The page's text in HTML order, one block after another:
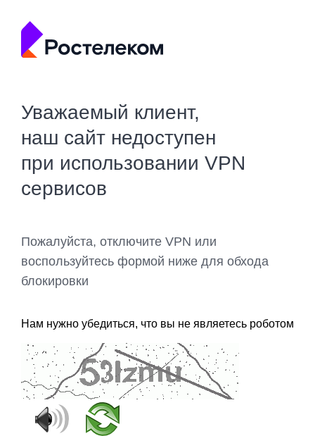
Уважаемый клиент,
наш сайт недоступен
при использовании VPN
сервисов
Пожалуйста, отключите VPN или
воспользуйтесь формой ниже для обхода
блокировки
Нам нужно убедиться, что вы не являетесь роботом